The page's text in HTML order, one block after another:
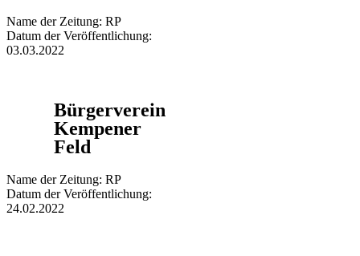
Name der Zeitung: RP
Datum der Veröffentlichung:
03.03.2022
Bürgerverein
Kempener
Feld
Name der Zeitung: RP
Datum der Veröffentlichung:
24.02.2022